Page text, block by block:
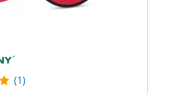
(1)